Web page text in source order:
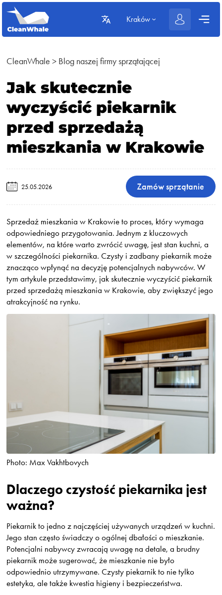
Kraków
CleanWhale > Blog naszej firmy sprzątającej
Jak skutecznie
wyczyścić piekarnik
przed sprzedażą
mieszkania w Krakowie
25.05.2026 Zamów sprzątanie
Sprzedaż mieszkania w Krakowie to proces, który wymaga
odpowiedniego przygotowania. Jednym z kluczowych
elementów, na które warto zwrócić uwagę, jest stan kuchni, a
w szczególności piekarnika. Czysty i zadbany piekarnik może
znacząco wpłynąć na decyzję potencjalnych nabywców. W
tym artykule przedstawimy, jak skutecznie wyczyścić piekarnik
przed sprzedażą mieszkania w Krakowie, aby zwiększyć jego
atrakcyjność na rynku.
Photo: Max Vakhtbovych
Dlaczego czystość piekarnika jest
ważna?
Piekarnik to jedno z najczęściej używanych urządzeń w kuchni.
Jego stan często świadczy o ogólnej dbałości o mieszkanie.
Potencjalni nabywcy zwracają uwagę na detale, a brudny
piekarnik może sugerować, że mieszkanie nie było
odpowiednio utrzymywane. Czysty piekarnik to nie tylko
estetyka, ale także kwestia higieny i bezpieczeństwa.